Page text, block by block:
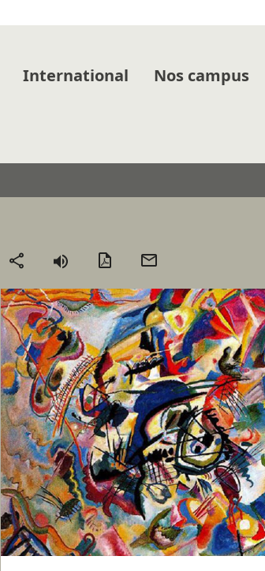
International Nos campus
Partager
Version
mail